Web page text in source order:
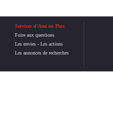
Services d'Ami ou Plus
Foire aux questions
Les envies - Les actions
Les annonces de recherches